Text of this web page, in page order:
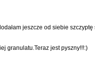
jeszcze od siebie
granulatu.Teraz jest pyszny!!!:)